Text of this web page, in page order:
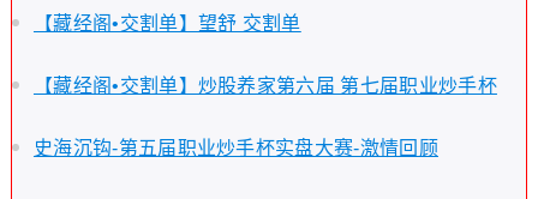
【藏经阁•交割单】望舒 交割单
【藏经阁•交割单】炒股养家第六届 第七届职业炒手杯
史海沉钩-第五届职业炒手杯实盘大赛-激情回顾